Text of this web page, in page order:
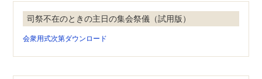
司祭不在のときの主日の集会祭儀（試用版）
会衆用式次第ダウンロード